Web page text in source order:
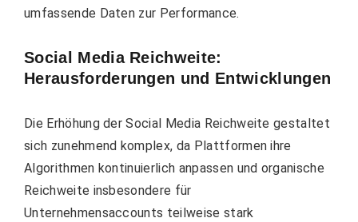
umfassende Daten zur Performance.
Social Media Reichweite:
Herausforderungen und Entwicklungen
Die Erhöhung der Social Media Reichweite gestaltet
sich zunehmend komplex, da Plattformen ihre
Algorithmen kontinuierlich anpassen und organische
Reichweite insbesondere für
Unternehmensaccounts teilweise stark